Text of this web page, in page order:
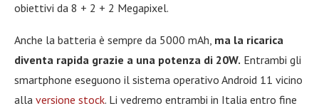
obiettivi da 8 + 2 + 2 Megapixel.
Anche la batteria è sempre da 5000 mAh, ma la ricarica
diventa rapida grazie a una potenza di 20W. Entrambi gli
smartphone eseguono il sistema operativo Android 11 vicino
alla versione stock. Li vedremo entrambi in Italia entro fine